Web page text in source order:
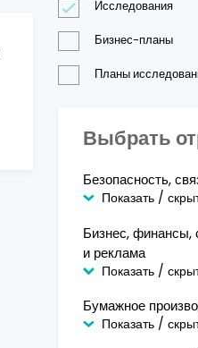
Исследования
Бизнес-планы
Планы
Выбрать
Безопасность,
Показать /
Бизнес, финансы,
и реклама
Показать /
Бумажное
Показать /